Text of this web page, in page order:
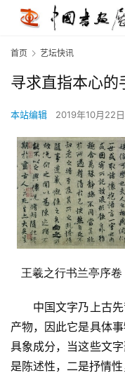
首页 艺坛快讯
寻求直指本心的
本站编辑 2019年10月22
王羲之行书兰亭序
中国文字乃上古先
产物，因此它是具体
具象成分，当这些文
是陈述性，二是抒情性